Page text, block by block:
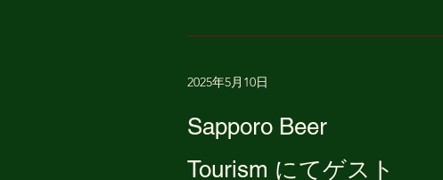
2025年5月10日
Sapporo Beer
Tourism にてゲスト